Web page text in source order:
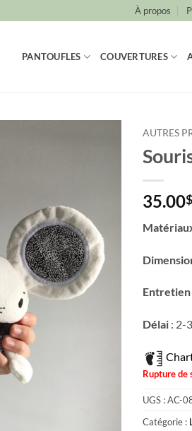
À propos
PANTOUFLES COUVERTURES
AUTRES
35.00$
Entretien
Délai: 2-
Rupture de
UGS :AC-
Catégorie :